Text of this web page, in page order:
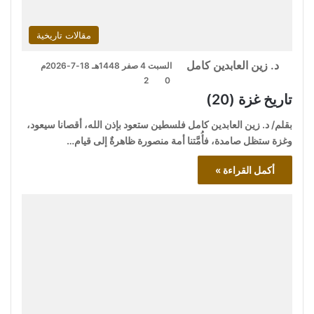
مقالات تاريخية
د. زين العابدين كامل
السبت 4 صفر 1448هـ 18-7-2026م
0
2
تاريخ غزة (20)
بقلم/ د. زين العابدين كامل فلسطين ستعود بإذن الله، أقصانا سيعود،
وغزة ستظل صامدة، فأُمَّتنا أمة منصورة ظاهرةٌ إلى قيام…
أكمل القراءة »